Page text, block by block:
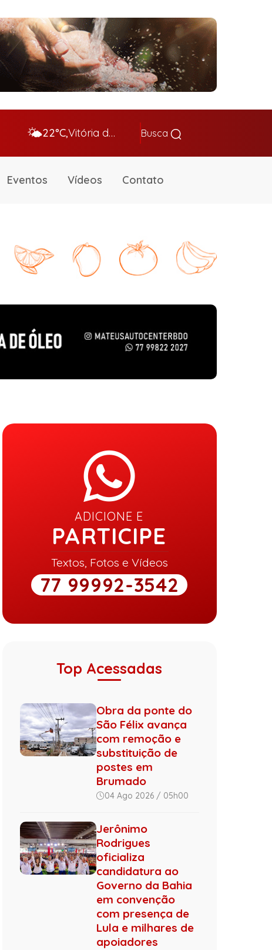
🌤️22°C, Vitória da Conq… Busca
Eventos Vídeos Contato
ADICIONE E
PARTICIPE
Textos, Fotos e Vídeos
77 99992-3542
Top Acessadas
Obra da ponte do
São Félix avança
com remoção e
substituição de
postes em
Brumado
04 Ago 2026 / 05h00
Jerônimo
Rodrigues
oficializa
candidatura ao
Governo da Bahia
em convenção
com presença de
Lula e milhares de
apoiadores